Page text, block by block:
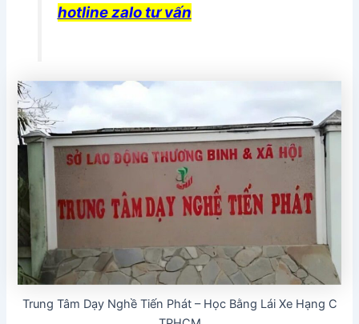
hotline zalo tư vấn
Trung Tâm Dạy Nghề Tiến Phát – Học Bằng Lái Xe Hạng C